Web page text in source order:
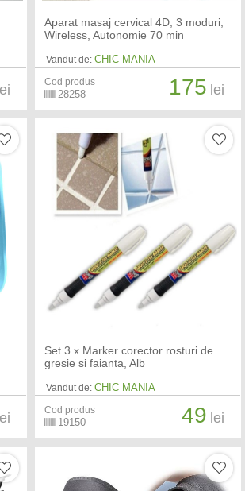
lei
Aparat masaj cervical 4D, 3 moduri,
Wireless, Autonomie 70 min
Vandut de: CHIC MANIA
Cod produs
28258 175 lei
Set 3 x Marker corector rosturi de
gresie si faianta, Alb
Vandut de: CHIC MANIA
Cod produs
19150 49 lei